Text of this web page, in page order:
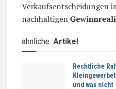
Verkaufsentscheidungen
nachhaltigen
ähnliche Artikel
Rechtliche
und was nicht